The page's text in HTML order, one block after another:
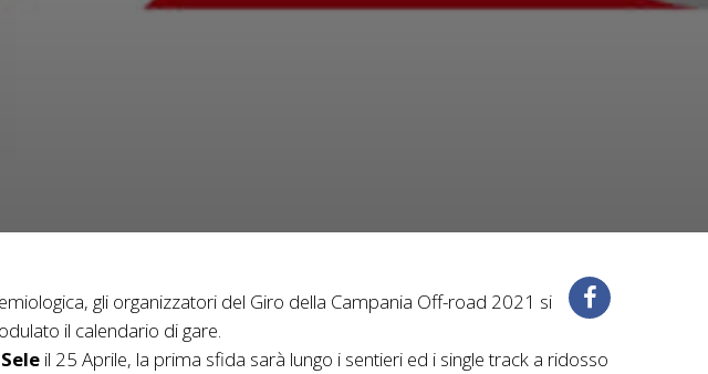
gli organizzatori del Giro della Campania Off-road 2021 si
il calendario di gare.
il 25 Aprile, la prima sfida sarà lungo i sentieri ed i single track a ridosso